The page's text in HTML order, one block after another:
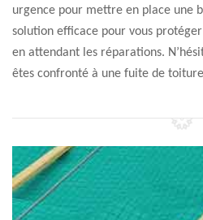
urgence pour mettre en place une
solution efficace pour vous
en attendant les réparations.
êtes confronté à une fuite de